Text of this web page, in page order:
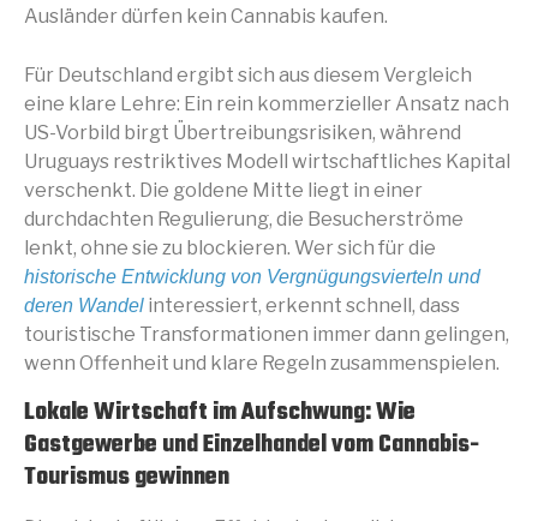
Ausländer dürfen kein Cannabis kaufen.
Für Deutschland ergibt sich aus diesem Vergleich
eine klare Lehre: Ein rein kommerzieller Ansatz nach
US-Vorbild birgt Übertreibungsrisiken, während
Uruguays restriktives Modell wirtschaftliches Kapital
verschenkt. Die goldene Mitte liegt in einer
durchdachten Regulierung, die Besucherströme
lenkt, ohne sie zu blockieren. Wer sich für die
historische Entwicklung von Vergnügungsvierteln und
deren Wandel interessiert, erkennt schnell, dass
touristische Transformationen immer dann gelingen,
wenn Offenheit und klare Regeln zusammenspielen.
Lokale Wirtschaft im Aufschwung: Wie
Gastgewerbe und Einzelhandel vom Cannabis-
Tourismus gewinnen